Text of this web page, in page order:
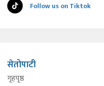
Follow us on Tiktok
सेतोपाटी
गृहपृष्ठ